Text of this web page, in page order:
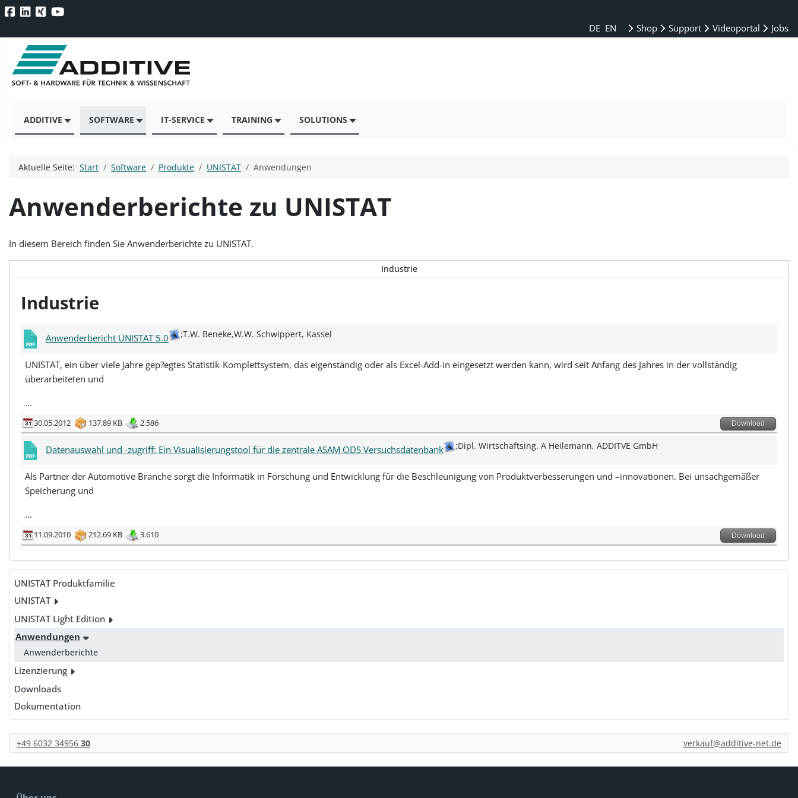
DE EN Shop Support Videoportal Jobs
ADDITIVE SOFTWARE IT-SERVICE TRAINING SOLUTIONS
UNISTAT Produktfamilie
UNISTAT
UNISTAT Light Edition
Anwendungen
Anwenderberichte
Lizenzierung
Downloads
Dokumentation
+49 6032 3495630 verkauf@additive-net.de
Aktuelle Seite:Start Software Produkte UNISTAT Anwendungen
Anwenderberichte zu UNISTAT
In diesem Bereich finden Sie Anwenderberichte zu UNISTAT.
Industrie
Industrie
Anwenderbericht UNISTAT 5.0 ;T.W. Beneke,W.W. Schwippert, Kassel
UNISTAT, ein über viele Jahre gep?egtes Statistik-Komplettsystem, das eigenständig oder als Excel-Add-in eingesetzt werden kann, wird seit Anfang des Jahres in der vollständig
überarbeiteten und
...
30.05.2012 137.89 KB 2.586 Download
Datenauswahl und -zugriff: Ein Visualisierungstool für die zentrale ASAM ODS Versuchsdatenbank ;Dipl. Wirtschaftsing. A Heilemann, ADDITVE GmbH
Als Partner der Automotive Branche sorgt die Informatik in Forschung und Entwicklung für die Beschleunigung von Produktverbesserungen und –innovationen. Bei unsachgemäßer
Speicherung und
...
11.09.2010 212.69 KB 3.610 Download